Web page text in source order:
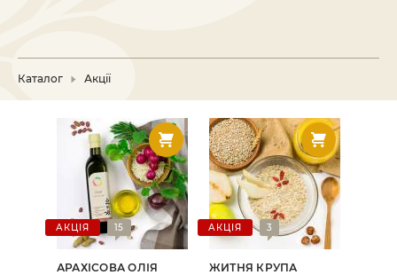
Каталог Акції
АКЦІЯ 15
АРАХІСОВА ОЛІЯ
АКЦІЯ 3
ЖИТНЯ КРУПА